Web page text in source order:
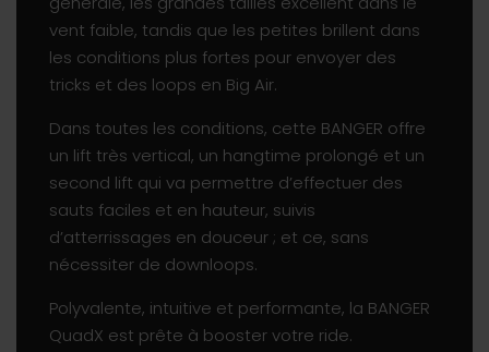
vent faible, tandis que les petites brillent dans
les conditions plus fortes pour envoyer des
tricks et des loops en Big Air.
Dans toutes les conditions, cette BANGER offre
un lift très vertical, un hangtime prolongé et un
second lift qui va permettre d’effectuer des
sauts faciles et en hauteur, suivis
d’atterrissages en douceur ; et ce, sans
nécessiter de downloops.
Polyvalente, intuitive et performante, la BANGER
QuadX est prête à booster votre ride.